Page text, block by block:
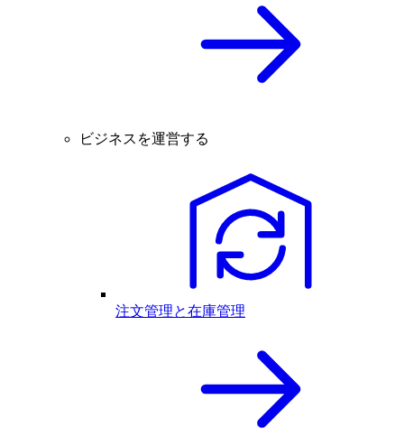
ビジネスを運営する
注文管理と在庫管理